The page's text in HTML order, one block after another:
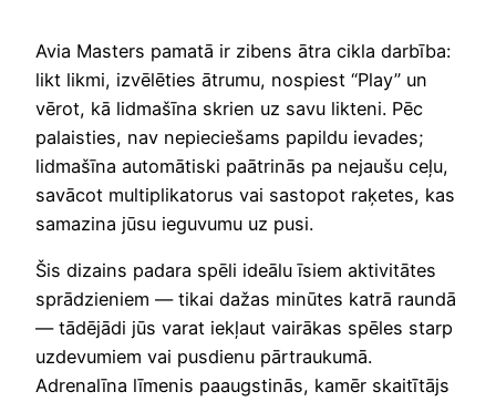
Avia Masters pamatā ir zibens ātra cikla darbība:
likt likmi, izvēlēties ātrumu, nospiest “Play” un
vērot, kā lidmašīna skrien uz savu likteni. Pēc
palaisties, nav nepieciešams papildu ievades;
lidmašīna automātiski paātrinās pa nejaušu ceļu,
savācot multiplikatorus vai sastopot raķetes, kas
samazina jūsu ieguvumu uz pusi.
Šis dizains padara spēli ideālu īsiem aktivitātes
sprādzieniem — tikai dažas minūtes katrā raundā
— tādējādi jūs varat iekļaut vairākas spēles starp
uzdevumiem vai pusdienu pārtraukumā.
Adrenalīna līmenis paaugstinās, kamēr skaitītājs